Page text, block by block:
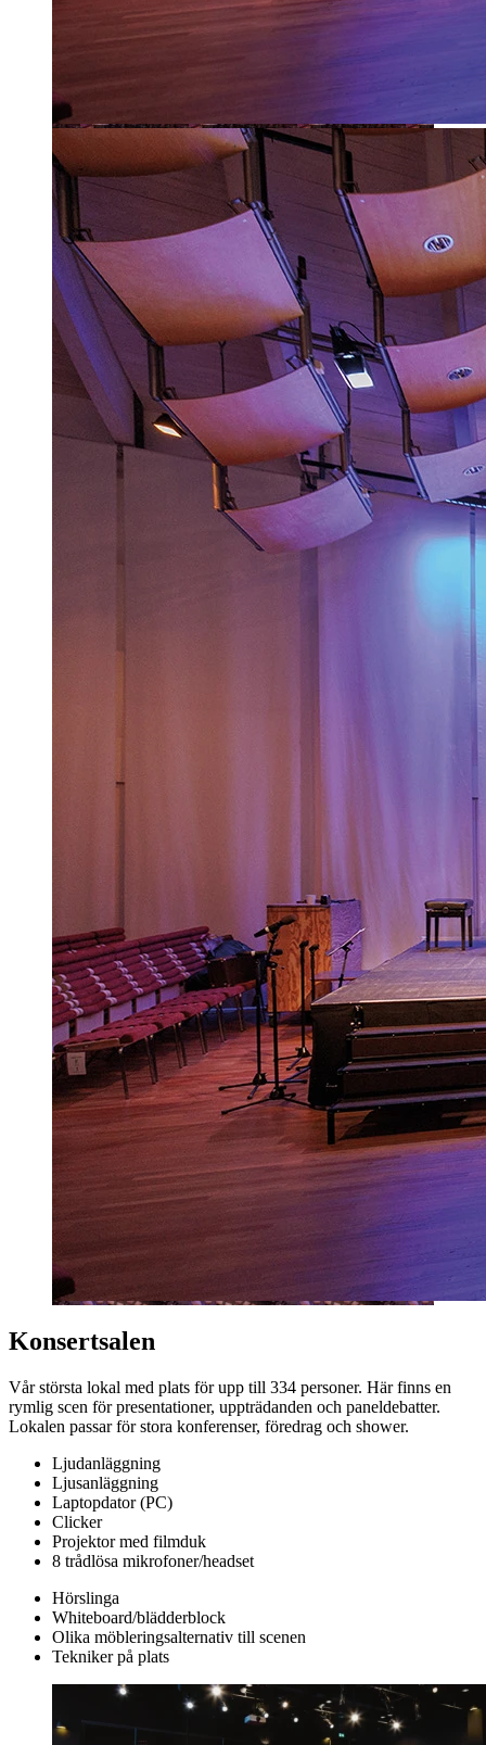
Konsertsalen
Vår största lokal med plats för upp till 334 personer. Här finns en
rymlig scen för presentationer, uppträdanden och paneldebatter.
Lokalen passar för stora konferenser, föredrag och shower.
Ljudanläggning
Ljusanläggning
Laptopdator (PC)
Clicker
Projektor med filmduk
8 trådlösa mikrofoner/headset
Hörslinga
Whiteboard/blädderblock
Olika möbleringsalternativ till scenen
Tekniker på plats